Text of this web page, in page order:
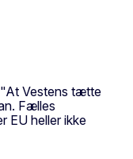
"At Vestens tætte
Fælles
EU heller ikke